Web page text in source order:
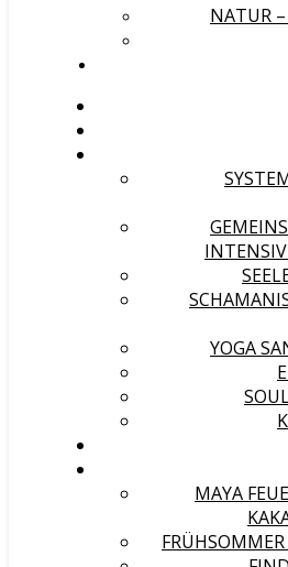
NATUR
YOGA
MAYA